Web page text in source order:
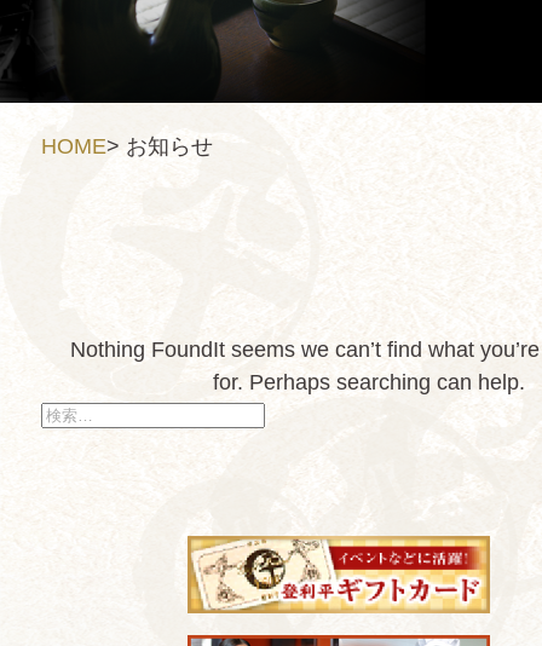
HOME> お知らせ
Nothing FoundIt seems we can’t find what
for. Perhaps searching can help.
検
索: